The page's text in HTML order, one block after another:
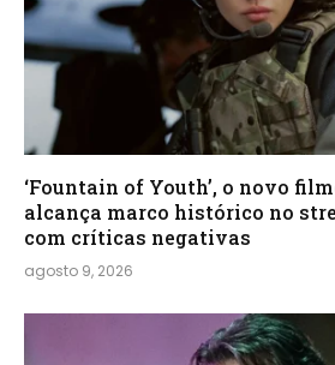
‘Fountain of Youth’, o novo
alcança marco histórico no
com críticas negativas
agosto 9, 2026